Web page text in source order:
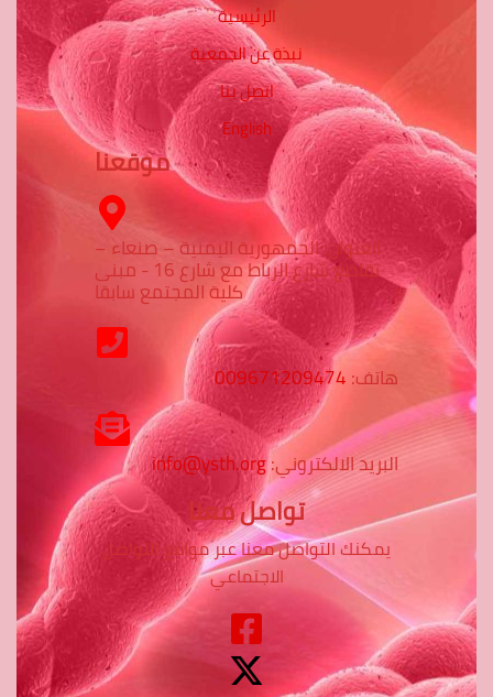
الرئيسية
نبذة عن الجمعية
اتصل بنا
English
موقعنا
العنوان: الجمهورية اليمنية – صنعاء –
تقاطع شارع الرباط مع شارع 16 - مبنى
كلية المجتمع سابقا
هاتف:009671209474
البريد الالكتروني:info@ysth.org
تواصل معنا
يمكنك التواصل معنا عبر مواقع التواصل
الاجتماعي